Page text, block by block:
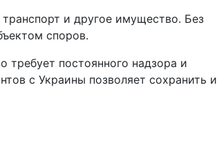
и другое имущество. Без
споров.
требует постоянного надзора и
с Украины позволяет сохранить и